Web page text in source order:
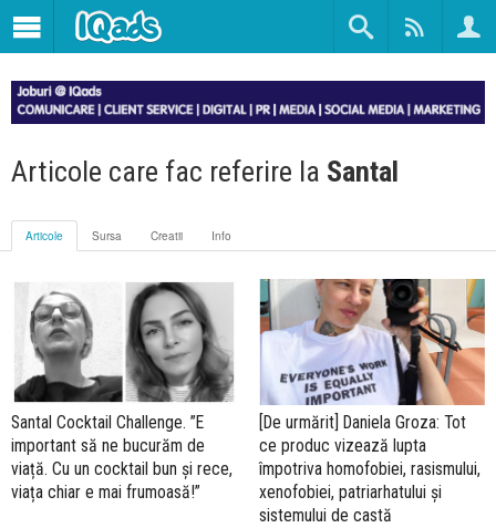
Articole care fac referire la Santal
Articole Sursa Creatii Info
Santal Cocktail Challenge. ”E
important să ne bucurăm de
viață. Cu un cocktail bun și rece,
viața chiar e mai frumoasă!”
[De urmărit] Daniela Groza: Tot
ce produc vizează lupta
împotriva homofobiei, rasismului,
xenofobiei, patriarhatului și
sistemului de castă